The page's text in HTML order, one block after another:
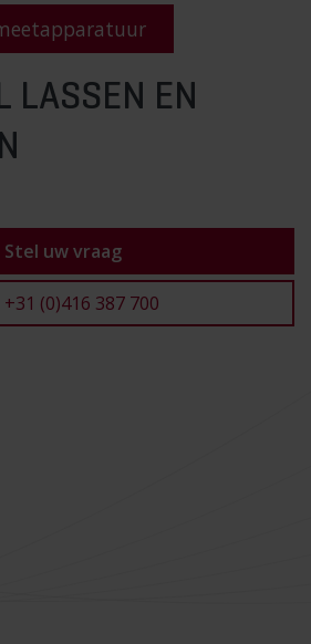
LASSEN EN
Stel uw vraag
+31 (0)416 387 700